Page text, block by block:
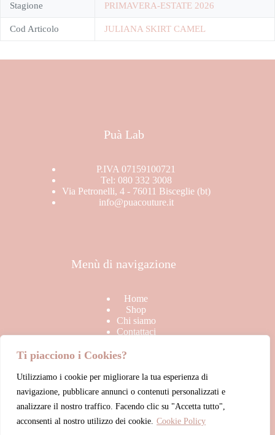
Ti piacciono i Cookies?
Utilizziamo i cookie per migliorare la tua esperienza di
navigazione, pubblicare annunci o contenuti personalizzati e
analizzare il nostro traffico. Facendo clic su "Accetta tutto",
acconsenti al nostro utilizzo dei cookie. Cookie Policy
Stagione PRIMAVERA-ESTATE 2026
Cod Articolo JULIANA SKIRT CAMEL
Puà Lab
P.IVA 07159100721
Tel: 080 332 3008
Via Petronelli, 4 - 76011 Bisceglie (bt)
info@puacouture.it
Menù di navigazione
Home
Shop
Chi siamo
Contattaci
Link Utili
Termini & Condizioni di vendita